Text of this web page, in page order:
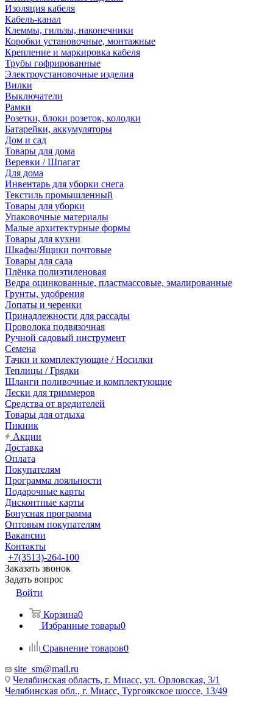
Изоляция кабеля
Кабель-канал
Клеммы, гильзы, наконечники
Коробки установочные, монтажные
Крепление и маркировка кабеля
Трубы гофрированные
Электроустановочные изделия
Вилки
Выключатели
Рамки
Розетки, блоки розеток, колодки
Батарейки, аккумуляторы
Дом и сад
Товары для дома
Веревки / Шпагат
Для дома
Инвентарь для уборки снега
Текстиль промышленный
Товары для уборки
Упаковочные материалы
Малые архитектурные формы
Товары для кухни
Шкафы/Ящики почтовые
Товары для сада
Плёнка полиэтиленовая
Ведра оцинкованные, пластмассовые, эмалированные
Грунты, удобрения
Лопаты и черенки
Принадлежности для рассады
Проволока подвязочная
Ручной садовый инструмент
Семена
Тачки и комплектующие / Носилки
Теплицы / Грядки
Шланги поливочные и комплектующие
Лески для триммеров
Средства от вредителей
Товары для отдыха
Пикник
Акции
Доставка
Оплата
Покупателям
Программа лояльности
Подарочные карты
Дисконтные карты
Бонусная программа
Оптовым покупателям
Вакансии
Контакты
+7(3513)-264-100
Заказать звонок
Задать вопрос
Войти
Корзина0
Избранные товары0
Сравнение товаров0
site_sm@mail.ru
Челябинская область, г. Миасс, ул. Орловская, 3/1
Челябинская обл., г. Миасс, Тургоякское шоссе, 13/49